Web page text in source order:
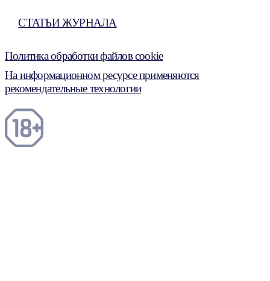
СТАТЬИ ЖУРНАЛА
Политика обработки файлов cookie
На информационном ресурсе применяются
рекомендательные технологии